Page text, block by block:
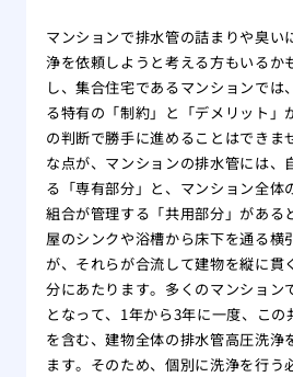
マンションで排水管の詰まりや臭い
浄を依頼しようと考える方もいるか
し、集合住宅であるマンションでは
る特有の「制約」と「デメリット」
の判断で勝手に進めることはできま
な点が、マンションの排水管には、
る「専有部分」と、マンション全体
組合が管理する「共用部分」がある
屋のシンクや浴槽から床下を通る横
が、それらが合流して建物を縦に貫
分にあたります。多くのマンション
となって、1年から3年に一度、こ
を含む、建物全体の排水管高圧洗浄
ます。そのため、個別に洗浄を行う